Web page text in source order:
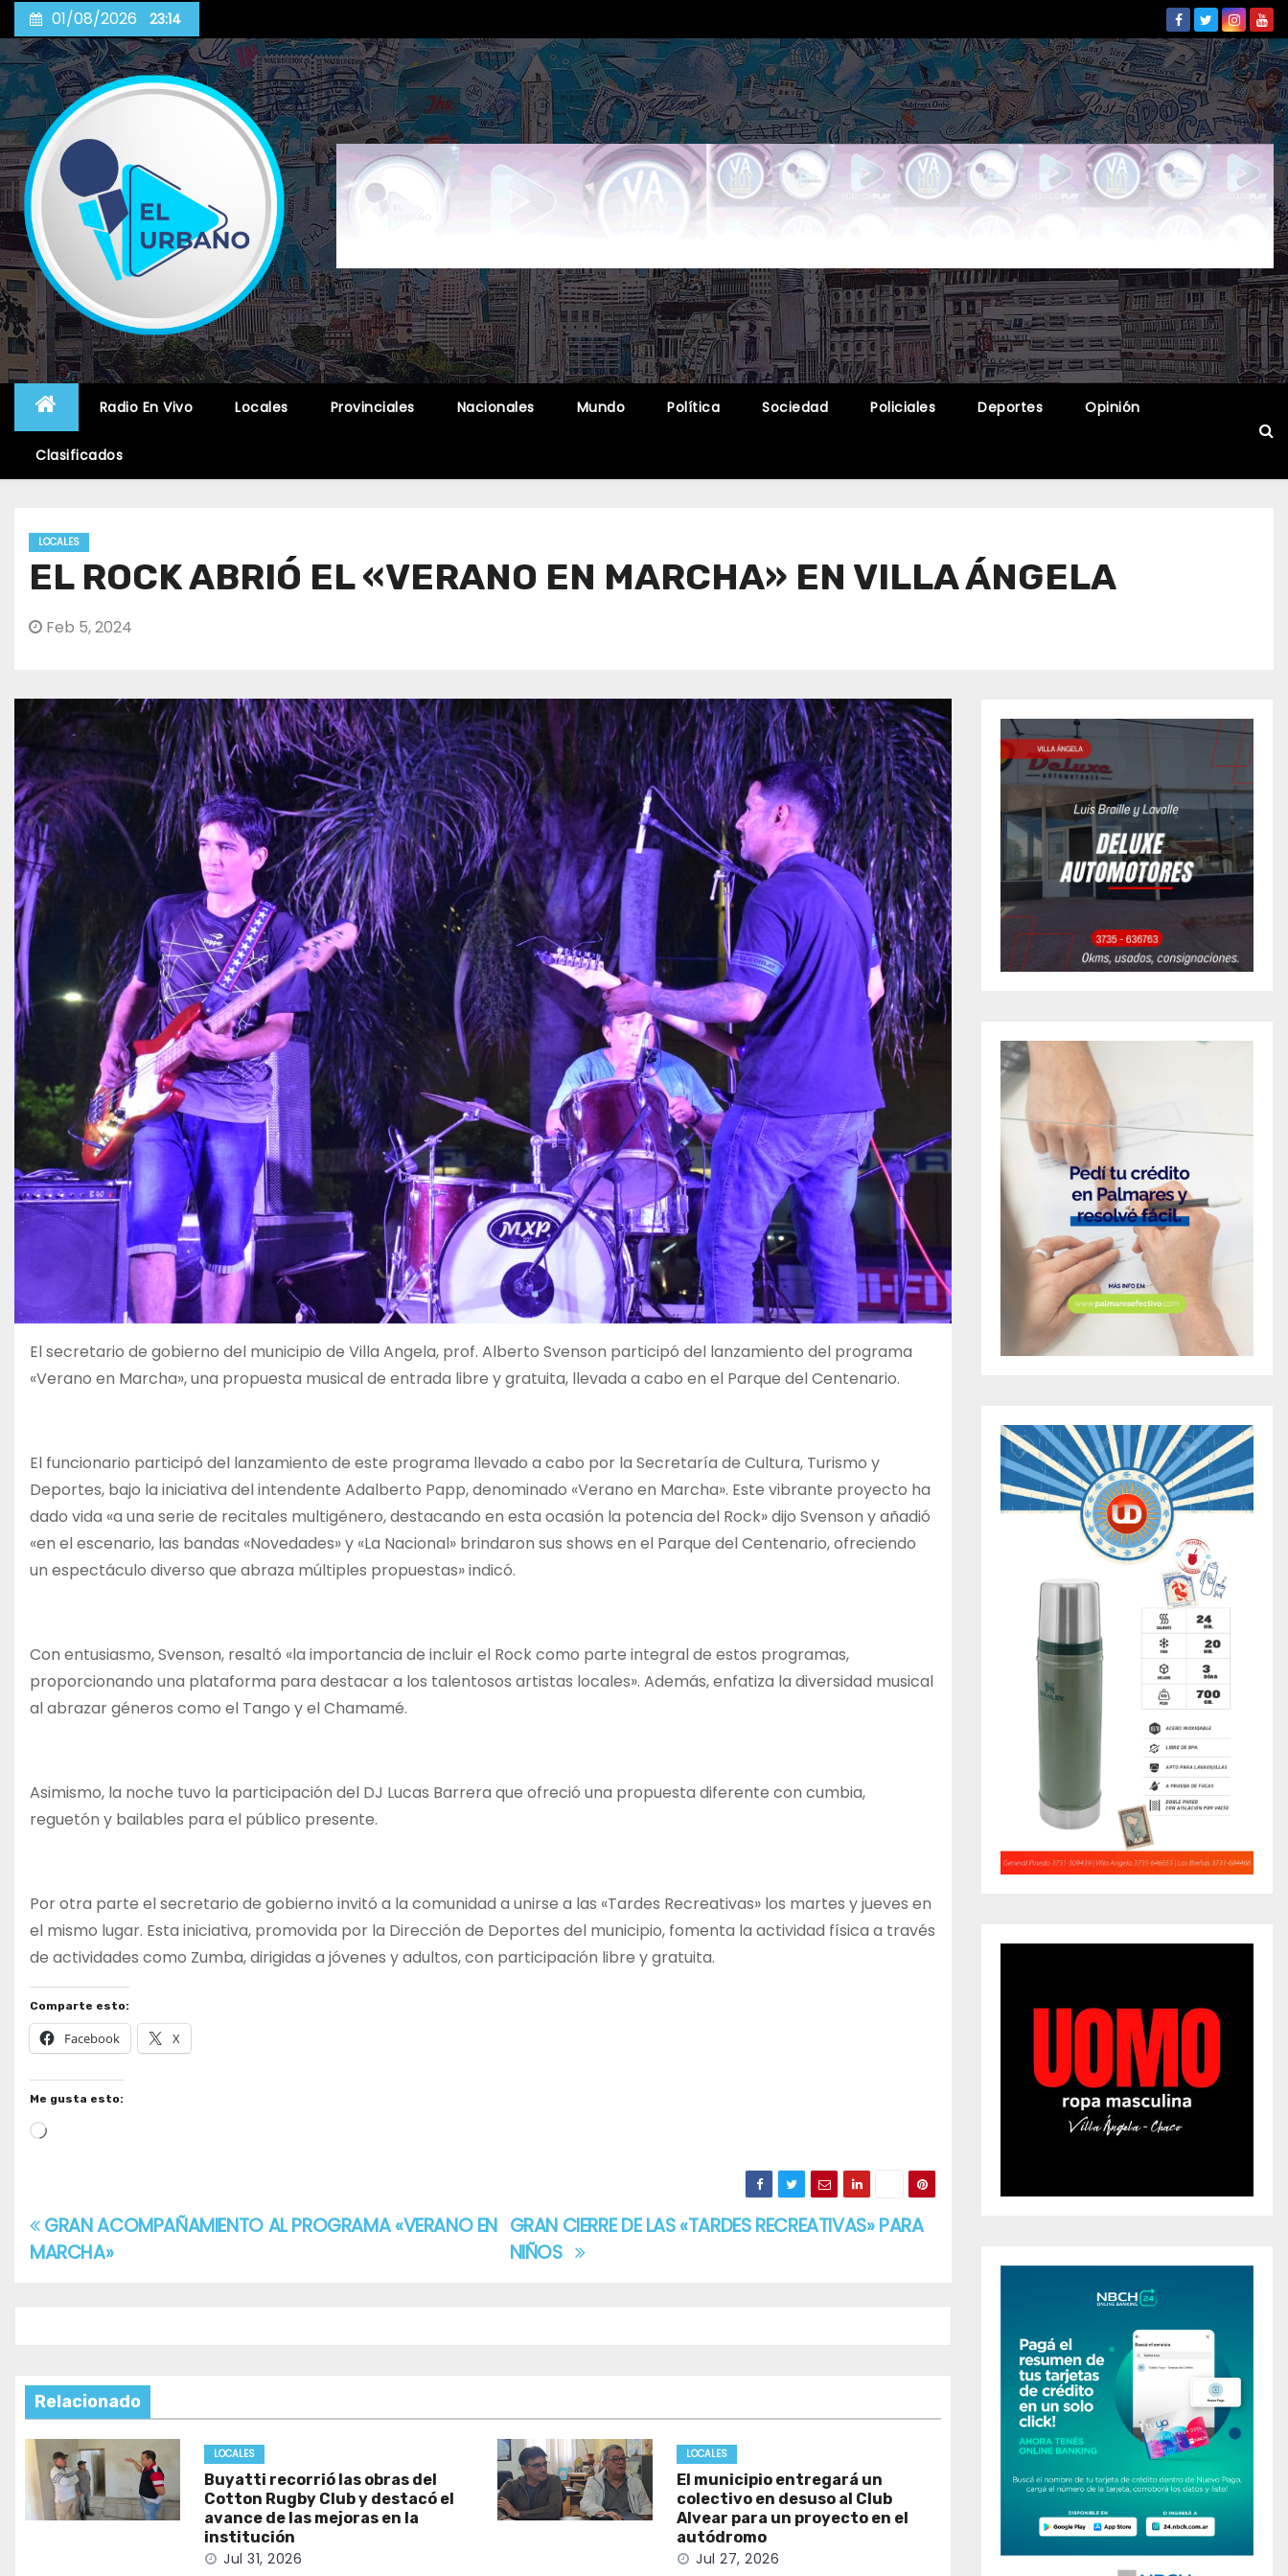
to
content
01/08/2026 23:14
Radio En Vivo Locales Provinciales Nacionales Mundo Política Sociedad Policiales Deportes Opinión
Clasificados
LOCALES
EL ROCK ABRIÓ EL «VERANO EN MARCHA» EN VILLA ÁNGELA
Feb 5, 2024
El secretario de gobierno del municipio de Villa Angela, prof. Alberto Svenson participó del lanzamiento del programa
«Verano en Marcha», una propuesta musical de entrada libre y gratuita, llevada a cabo en el Parque del Centenario.
El funcionario participó del lanzamiento de este programa llevado a cabo por la Secretaría de Cultura, Turismo y
Deportes, bajo la iniciativa del intendente Adalberto Papp, denominado «Verano en Marcha». Este vibrante proyecto ha
dado vida «a una serie de recitales multigénero, destacando en esta ocasión la potencia del Rock» dijo Svenson y añadió
«en el escenario, las bandas «Novedades» y «La Nacional» brindaron sus shows en el Parque del Centenario, ofreciendo
un espectáculo diverso que abraza múltiples propuestas» indicó.
Con entusiasmo, Svenson, resaltó «la importancia de incluir el Rock como parte integral de estos programas,
proporcionando una plataforma para destacar a los talentosos artistas locales». Además, enfatiza la diversidad musical
al abrazar géneros como el Tango y el Chamamé.
Asimismo, la noche tuvo la participación del DJ Lucas Barrera que ofreció una propuesta diferente con cumbia,
reguetón y bailables para el público presente.
Por otra parte el secretario de gobierno invitó a la comunidad a unirse a las «Tardes Recreativas» los martes y jueves en
el mismo lugar. Esta iniciativa, promovida por la Dirección de Deportes del municipio, fomenta la actividad física a través
de actividades como Zumba, dirigidas a jóvenes y adultos, con participación libre y gratuita.
Comparte esto:
Facebook X
Me gusta esto:
Cargando...
Navegación
de
GRAN CIERRE DE LAS «TARDES RECREATIVAS» PARA
NIÑOS
GRAN ACOMPAÑAMIENTO AL PROGRAMA «VERANO EN
MARCHA»
Relacionado
LOCALES
Buyatti recorrió las obras del
Cotton Rugby Club y destacó el
avance de las mejoras en la
institución
Jul 31, 2026
LOCALES
El municipio entregará un
colectivo en desuso al Club
Alvear para un proyecto en el
autódromo
Jul 27, 2026